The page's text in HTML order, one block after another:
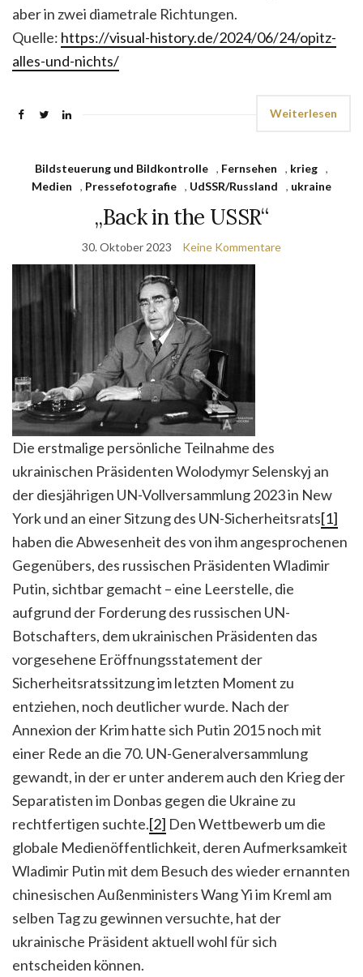
aber in zwei diametrale Richtungen.
Quelle: https://visual-history.de/2024/06/24/opitz-
alles-und-nichts/
Weiterlesen
Bildsteuerung und Bildkontrolle , Fernsehen , krieg ,
Medien
, Pressefotografie , UdSSR/Russland , ukraine
„Back in the USSR“
30. Oktober 2023 Keine Kommentare
Die erstmalige persönliche Teilnahme des
ukrainischen Präsidenten Wolodymyr Selenskyj an
der diesjährigen UN-Vollversammlung 2023 in New
York und an einer Sitzung des UN-Sicherheitsrats[1]
haben die Abwesenheit des von ihm angesprochenen
Gegenübers, des russischen Präsidenten Wladimir
Putin, sichtbar gemacht – eine Leerstelle, die
aufgrund der Forderung des russischen UN-
Botschafters, dem ukrainischen Präsidenten das
vorgesehene Eröffnungsstatement der
Sicherheitsratssitzung im letzten Moment zu
entziehen, noch deutlicher wurde. Nach der
Annexion der Krim hatte sich Putin 2015 noch mit
einer Rede an die 70. UN-Generalversammlung
gewandt, in der er unter anderem auch den Krieg der
Separatisten im Donbas gegen die Ukraine zu
rechtfertigen suchte.[2] Den Wettbewerb um die
globale Medienöffentlichkeit, deren Aufmerksamkeit
Wladimir Putin mit dem Besuch des wieder ernannten
chinesischen Außenministers Wang Yi im Kreml am
selben Tag zu gewinnen versuchte, hat der
ukrainische Präsident aktuell wohl für sich
entscheiden können.